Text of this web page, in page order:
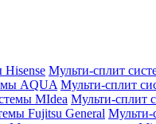
Hisense Мульти-сплит
AQUA Мульти-сплит
MIdea Мульти-сплит
Fujitsu General Мульти-